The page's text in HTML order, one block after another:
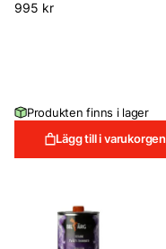
995 kr
Produkten finns i lager
Lägg till i varukorgen